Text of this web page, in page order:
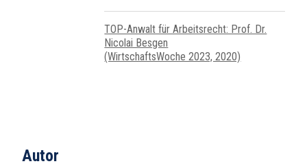
TOP-Anwalt für Arbeitsrecht: Prof. Dr.
Nicolai Besgen
(WirtschaftsWoche 2023, 2020)
Autor